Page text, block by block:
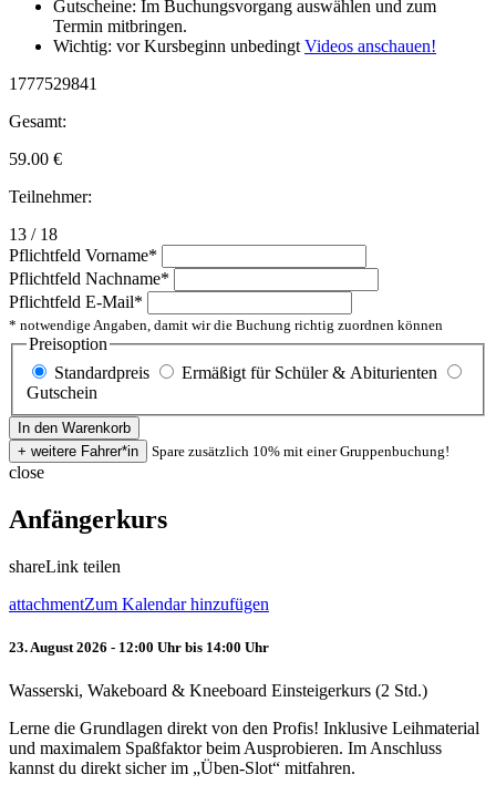
Gutscheine: Im Buchungsvorgang auswählen und zum
Termin mitbringen.
Wichtig: vor Kursbeginn unbedingtVideos anschauen!
1777529841
Gesamt:
59.00 €
Teilnehmer:
13 / 18
Pflichtfeld Vorname*
Pflichtfeld Nachname*
Pflichtfeld E-Mail*
* notwendige Angaben, damit wir die Buchung richtig zuordnen können
Preisoption
Standardpreis
Ermäßigt für Schüler & Abiturienten
Gutschein
Spare zusätzlich 10% mit einer Gruppenbuchung!
close
Anfängerkurs
shareLink teilen
attachmentZum Kalendar hinzufügen
23. August 2026 - 12:00 Uhr bis 14:00 Uhr
Wasserski, Wakeboard & Kneeboard Einsteigerkurs (2 Std.)
Lerne die Grundlagen direkt von den Profis! Inklusive Leihmaterial
und maximalem Spaßfaktor beim Ausprobieren. Im Anschluss
kannst du direkt sicher im „Üben-Slot“ mitfahren.